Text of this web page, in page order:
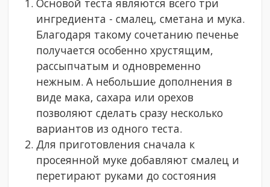
ингредиента - смалец, сметана и мука.
Благодаря такому сочетанию печенье
получается особенно хрустящим,
рассыпчатым и одновременно
нежным. А небольшие дополнения в
виде мака, сахара или орехов
позволяют сделать сразу несколько
вариантов из одного теста.
Для приготовления сначала к
просеянной муке добавляют смалец и
перетирают руками до состояния